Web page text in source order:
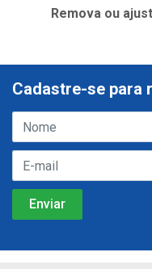
Remova ou
Cadastre-se para